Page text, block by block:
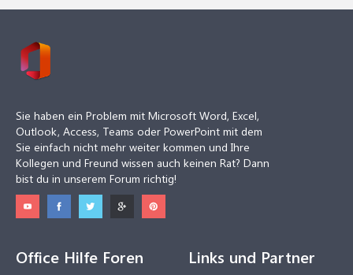
Sie haben ein Problem mit Microsoft Word, Excel,
Outlook, Access, Teams oder PowerPoint mit dem
Sie einfach nicht mehr weiter kommen und Ihre
Kollegen und Freund wissen auch keinen Rat? Dann
bist du in unserem Forum richtig!
Office Hilfe Foren Links und Partner